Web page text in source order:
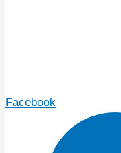
Facebook